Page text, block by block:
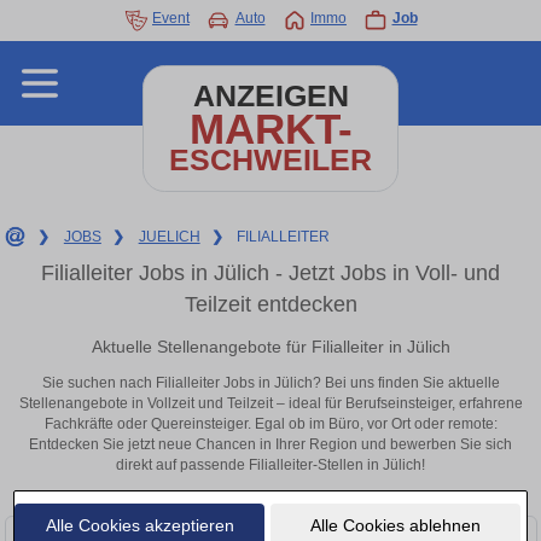
Alle Cookies akzeptieren Alle Cookies ablehnen
Event Auto Immo Job
ANZEIGEN
MARKT-
ESCHWEILER
❯ JOBS ❯ JUELICH ❯ FILIALLEITER
Filialleiter Jobs in Jülich - Jetzt Jobs in Voll- und
Teilzeit entdecken
Aktuelle Stellenangebote für Filialleiter in Jülich
Sie suchen nach Filialleiter Jobs in Jülich? Bei uns finden Sie aktuelle
Stellenangebote in Vollzeit und Teilzeit – ideal für Berufseinsteiger, erfahrene
Fachkräfte oder Quereinsteiger. Egal ob im Büro, vor Ort oder remote:
Entdecken Sie jetzt neue Chancen in Ihrer Region und bewerben Sie sich
direkt auf passende Filialleiter-Stellen in Jülich!